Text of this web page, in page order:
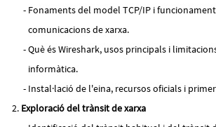
Fonaments del model TCP/IP i
comunicacions de xarxa.
Què és Wireshark, usos principals i
informàtica.
Instal·lació de l'eina, recursos oficials i
Exploració del trànsit de xarxa